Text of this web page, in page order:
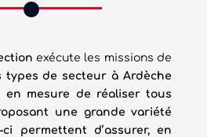
exécute les missions de
types de secteur à Ardèche
en mesure de réaliser tous
une grande variété
ci permettent d’assurer, en